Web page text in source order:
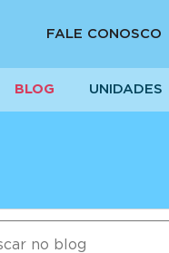
FALE CONOSCO
BLOG UNIDADES